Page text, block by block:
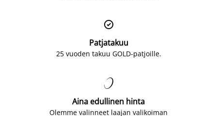

Patjatakuu
25 vuoden takuu GOLD-patjoille.

Aina edullinen hinta
Olemme valinneet laajan valikoiman